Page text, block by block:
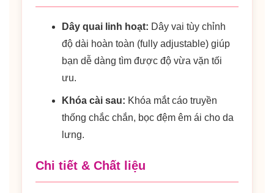
Dây quai linh hoạt: Dây vai tùy chỉnh
độ dài hoàn toàn (fully adjustable) giúp
bạn dễ dàng tìm được độ vừa vặn tối
ưu.
Khóa cài sau: Khóa mắt cáo truyền
thống chắc chắn, bọc đệm êm ái cho da
lưng.
Chi tiết & Chất liệu